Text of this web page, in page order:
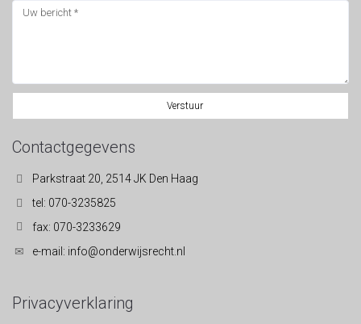
Verstuur
Contactgegevens
Parkstraat 20, 2514 JK Den Haag
tel: 070-3235825
fax: 070-3233629
e-mail: info@onderwijsrecht.nl
Privacyverklaring